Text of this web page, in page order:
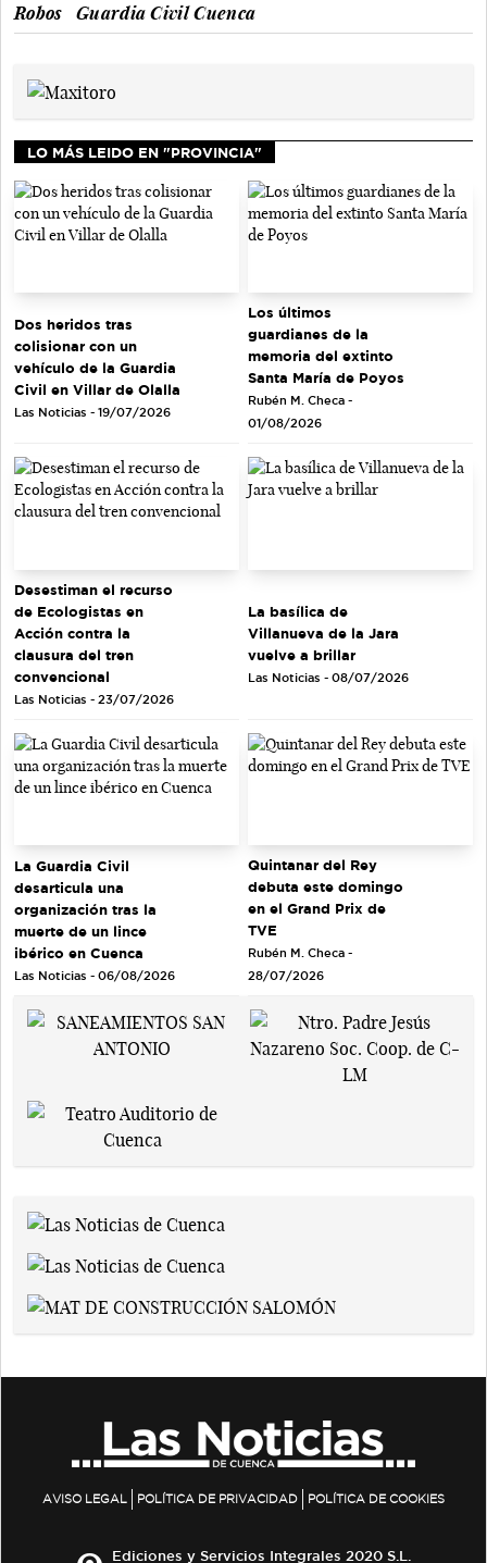
Robos
Guardia Civil Cuenca
LO MÁS LEIDO EN "PROVINCIA"
Dos heridos tras
colisionar con un
vehículo de la Guardia
Civil en Villar de Olalla
Las Noticias - 19/07/2026
Los últimos
guardianes de la
memoria del extinto
Santa María de Poyos
Rubén M. Checa -
01/08/2026
Desestiman el recurso
de Ecologistas en
Acción contra la
clausura del tren
convencional
Las Noticias - 23/07/2026
La basílica de
Villanueva de la Jara
vuelve a brillar
Las Noticias - 08/07/2026
La Guardia Civil
desarticula una
organización tras la
muerte de un lince
ibérico en Cuenca
Las Noticias - 06/08/2026
Quintanar del Rey
debuta este domingo
en el Grand Prix de
TVE
Rubén M. Checa -
28/07/2026
AVISO LEGAL POLÍTICA DE PRIVACIDAD POLÍTICA DE COOKIES
Ediciones y Servicios Integrales 2020 S.L.